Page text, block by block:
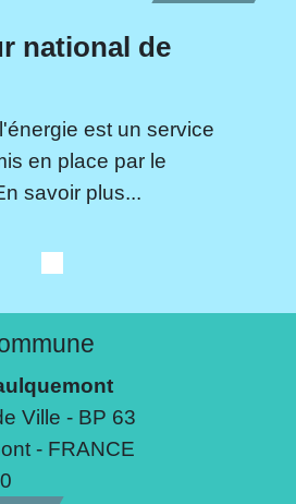
national de
est un service
en place par le
savoir plus...
Ville - BP 63
- FRANCE